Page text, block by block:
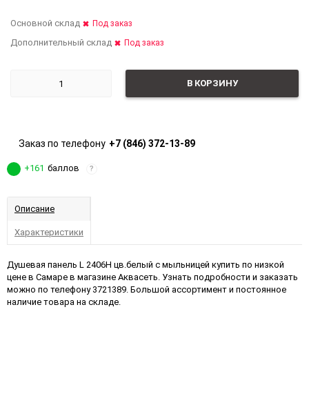
В КОРЗИНУ
Основной склад Под заказ
Дополнительный склад Под заказ
Заказ по телефону +7 (846) 372-13-89
+161 баллов ?
Описание
Характеристики
Душевая панель L 2406Н цв.белый с мыльницей купить по низкой
цене в Самаре в магазине Аквасеть. Узнать подробности и заказать
можно по телефону 3721389. Большой ассортимент и постоянное
наличие товара на складе.